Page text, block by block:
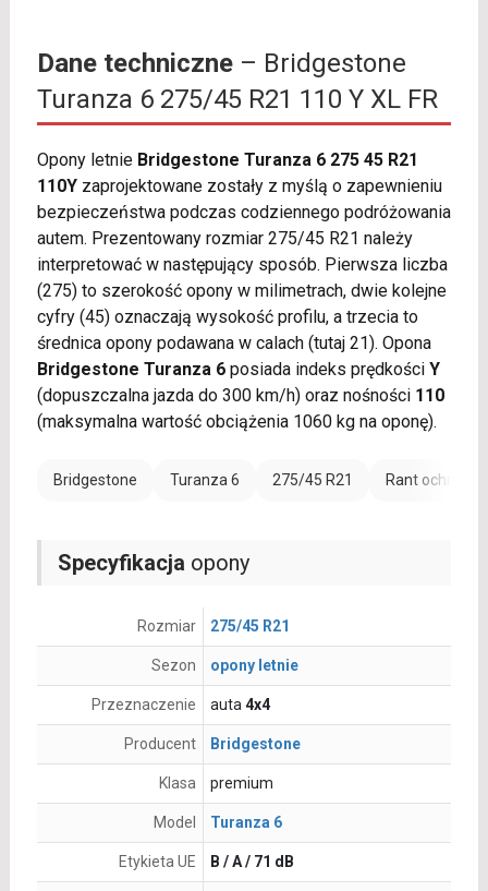
Dane techniczne– Bridgestone
Turanza 6 275/45 R21 110 Y XL FR
Opony letnie Bridgestone Turanza 6 275 45 R21
110Yzaprojektowane zostały z myślą o zapewnieniu
bezpieczeństwa podczas codziennego podróżowania
autem. Prezentowany rozmiar 275/45 R21 należy
interpretować w następujący sposób. Pierwsza liczba
(275) to szerokość opony w milimetrach, dwie kolejne
cyfry (45) oznaczają wysokość profilu, a trzecia to
średnica opony podawana w calach (tutaj 21). Opona
Bridgestone Turanza 6posiada indeks prędkości Y
(dopuszczalna jazda do 300 km/h) oraz nośności 110
(maksymalna wartość obciążenia 1060 kg na oponę).
Bridgestone Turanza 6 275/45 R21 Rant ochronny
Specyfikacja opony
Rozmiar 275/45 R21
Sezon opony letnie
Przeznaczenie auta 4x4
Producent Bridgestone
Klasa premium
Model Turanza 6
Etykieta UE B / A / 71 dB